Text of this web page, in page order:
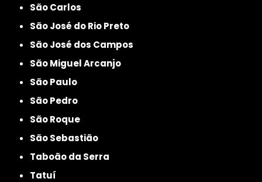
São Carlos
São José do Rio Preto
São José dos Campos
São Miguel Arcanjo
São Paulo
São Pedro
São Roque
São Sebastião
Taboão da Serra
Tatuí